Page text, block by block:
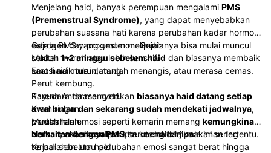
Menjelang haid, banyak perempuan mengalami PMS
(Premenstrual Syndrome), yang dapat menyebabkan
perubahan suasana hati karena perubahan kadar hormon
estrogen dan progesteron. Gejalanya bisa mulai muncul
sekitar1–2 minggu sebelum haid dan biasanya membaik
saat haid mulai datang.
Gejala PMS yang umum meliputi:
Mudah marah atau lebih sensitif.
Emosi naik turun, mudah menangis, atau merasa cemas.
Perut kembung.
Payudara terasa nyeri.
Kram ringan.
Mudah lelah.
Nafsu makan berubah atau mengidam makanan tertentu.
Karena Anda mengatakan biasanya haid datang setiap
awal bulan dan sekarang sudah mendekati jadwalnya,
perubahan emosi seperti kemarin memang kemungkinan
berkaitan dengan PMS, terutama bila pola ini sering
terjadi sebelum haid.
Namun, sebaiknya periksa ke dokter jika:
Kemarahan atau perubahan emosi sangat berat hingga